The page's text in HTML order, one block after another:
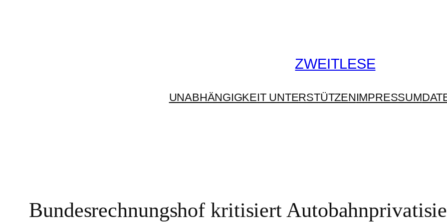
ZWEITLESE
UNABHÄNGIGKEIT UNTERSTÜTZENIMPRESSUM
Bundesrechnungshof kritisiert